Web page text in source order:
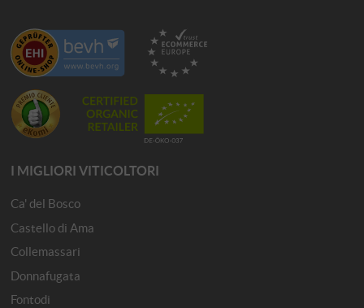
I MIGLIORI VITICOLTORI
Ca' del Bosco
Castello di Ama
Collemassari
Donnafugata
Fontodi